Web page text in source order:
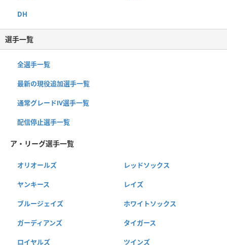
DH
選手一覧
全選手一覧
最新の現役追加選手一覧
通常グレードⅣ選手一覧
配信停止選手一覧
ア・リーグ選手一覧
オリオールズ レッドソックス
ヤンキース レイズ
ブルージェイズ ホワイトソックス
ガーディアンズ タイガース
ロイヤルズ ツインズ